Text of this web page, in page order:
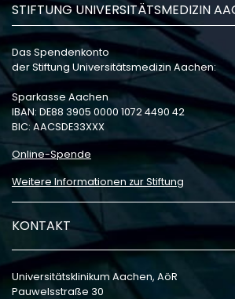
STIFTUNG UNIVERSITÄTSMEDIZIN
Das Spendenkonto
der Stiftung Universitätsmedizin Aachen:
Sparkasse Aachen
IBAN: DE88 3905 0000 1072 4490 42
BIC: AACSDE33XXX
Online-Spende
Weitere Informationen zur Stiftung
KONTAKT
Universitätsklinikum Aachen, AöR
Pauwelsstraße 30